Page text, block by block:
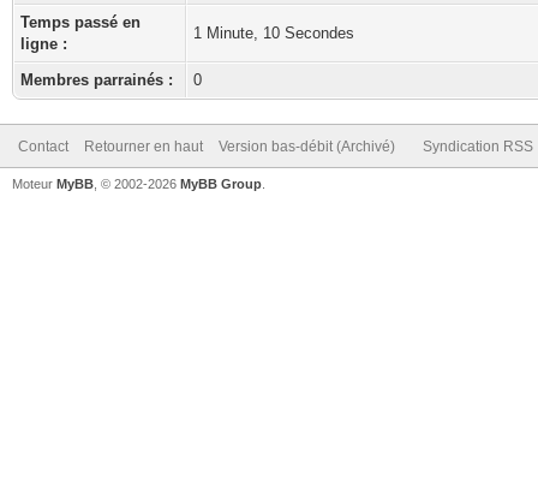
Temps passé en
ligne :
1 Minute, 10 Secondes
Membres parrainés : 0
Contact Retourner en haut Version bas-débit (Archivé) Syndication RSS
Moteur MyBB , © 2002-2026 MyBB Group